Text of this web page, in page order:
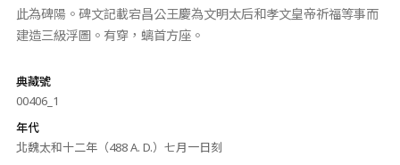
此為碑陽。碑文記載宕昌公王慶為文明太后和孝文皇帝祈福等事而
建造三級浮圖。有穿，螭首方座。
典藏號
00406_1
年代
北魏太和十二年（488 A. D.）七月一日刻